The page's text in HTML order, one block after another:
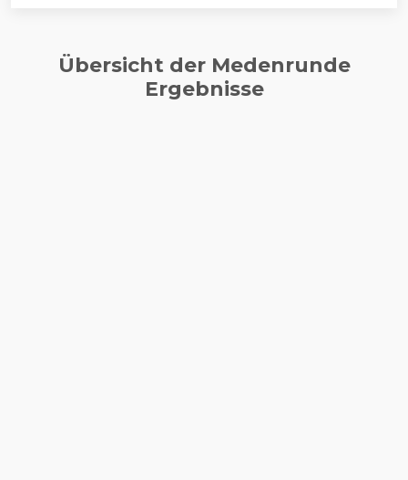
Übersicht der Medenrunde
Ergebnisse